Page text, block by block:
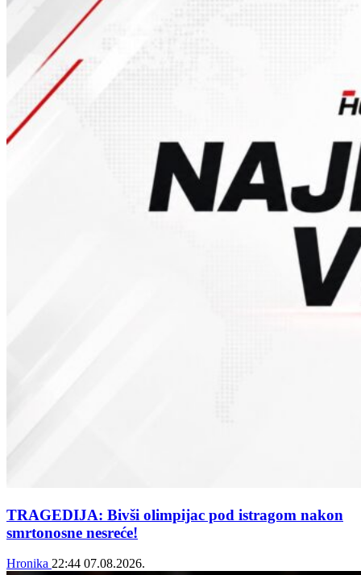
TRAGEDIJA: Bivši olimpijac pod istragom nakon
smrtonosne nesreće!
Hronika 22:44 07.08.2026.